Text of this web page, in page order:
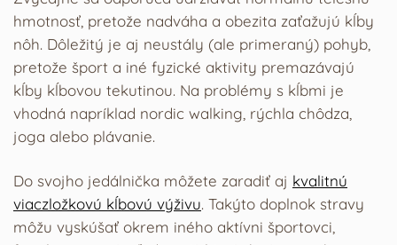
hmotnosť, pretože nadváha a obezita zaťažujú kĺby
nôh. Dôležitý je aj neustály (ale primeraný) pohyb,
pretože šport a iné fyzické aktivity premazávajú
kĺby kĺbovou tekutinou. Na problémy s kĺbmi je
vhodná napríklad nordic walking, rýchla chôdza,
joga alebo plávanie.
Do svojho jedálnička môžete zaradiť aj kvalitnú
viaczložkovú kĺbovú výživu. Takýto doplnok stravy
môžu vyskúšať okrem iného aktívni športovci,